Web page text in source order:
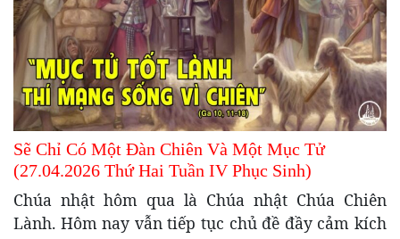
Sẽ Chỉ Có Một Đàn Chiên Và Một Mục Tử
(27.04.2026 Thứ Hai Tuần IV Phục Sinh)
Chúa nhật hôm qua là Chúa nhật Chúa Chiên
Lành. Hôm nay vẫn tiếp tục chủ đề đầy cảm kích